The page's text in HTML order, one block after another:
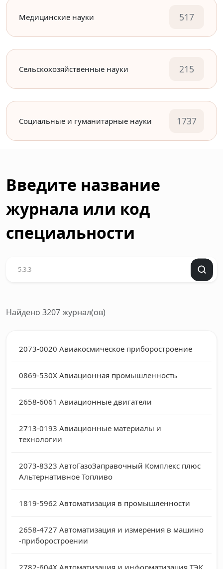
Медицинские науки 517
Сельскохозяйственные науки 215
Социальные и гуманитарные науки 1737
Введите название
журнала или код
специальности
Найдено 3207 журнал(ов)
2073-0020 Авиакосмическое приборостроение
0869-530X Авиационная промышленность
2658-6061 Авиационные двигатели
2713-0193 Авиационные материалы и
технологии
2073-8323 АвтоГазоЗаправочный Комплекс плюс
Альтернативное Топливо
1819-5962 Автоматизация в промышленности
2658-4727 Автоматизация и измерения в машино
-приборостроении
2782-604X Автоматизация и информатизация ТЭК